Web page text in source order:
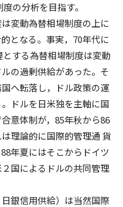
の分析を目指す。
変動為替相場制度の上に
となる。事実，70年代に
する為替相場制度は変動
の過剰供給があった。そ
へ転落し，ドル政策の運
ドルを日米独を主軸に国
意体制が，85年秋から86
理論的に国際的管理通 貨
年夏にはそこからドイツ
国によるドルの共同管理
銀信用供給）は当然国際